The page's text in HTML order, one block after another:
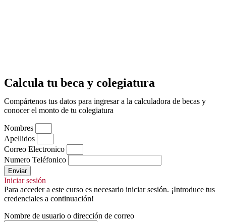
Calcula tu beca y colegiatura
Compártenos tus datos para ingresar a la calculadora de becas y
conocer el monto de tu colegiatura
Nombres
Apellidos
Correo Electronico
Numero Teléfonico
Enviar
Iniciar sesión
Para acceder a este curso es necesario iniciar sesión. ¡Introduce tus
credenciales a continuación!
Nombre de usuario o dirección de correo